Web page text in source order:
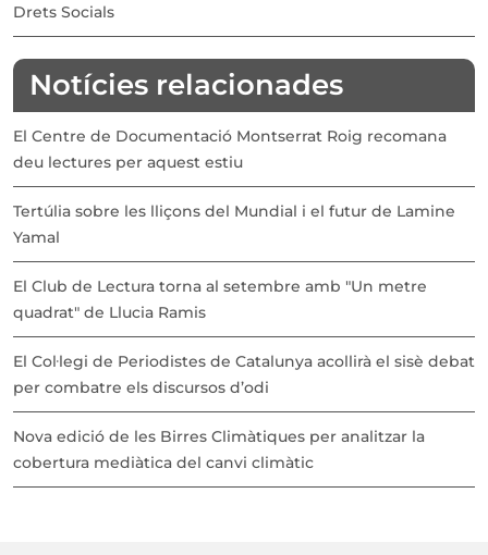
Drets Socials
Notícies relacionades
El Centre de Documentació Montserrat Roig recomana
deu lectures per aquest estiu
Tertúlia sobre les lliçons del Mundial i el futur de Lamine
Yamal
El Club de Lectura torna al setembre amb "Un metre
quadrat" de Llucia Ramis
El Col·legi de Periodistes de Catalunya acollirà el sisè debat
per combatre els discursos d’odi
Nova edició de les Birres Climàtiques per analitzar la
cobertura mediàtica del canvi climàtic